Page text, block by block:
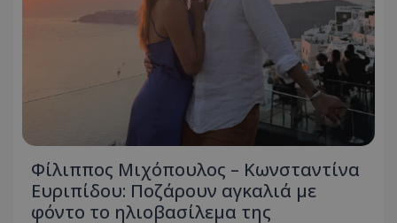
Φίλιππος Μιχόπουλος – Κωνσταντίνα
Ευριπίδου: Ποζάρουν αγκαλιά με
φόντο το ηλιοβασίλεμα της